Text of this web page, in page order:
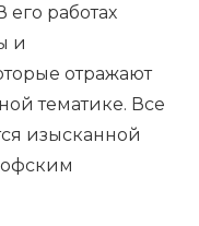
работах
и
отражают
тематике. Все
изысканной